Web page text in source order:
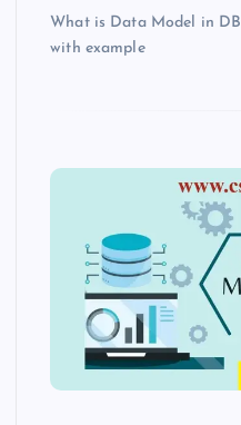
What is Data Model in
with example